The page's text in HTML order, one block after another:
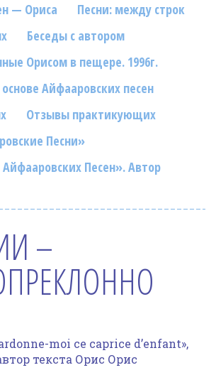
— Ориса
Песни: между строк
Беседы с автором
Орисом в пещере. 1996г.
Айфааровских песен
Отзывы практикующих
Песни»
Песен». Автор
–
moi ce caprice d’enfant»,
текста Орис Орис